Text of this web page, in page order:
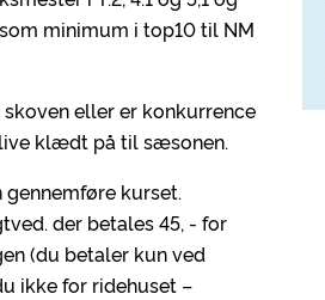
minimum i top10 til NM
eller er konkurrence
klædt på til sæsonen.
kurset.
der betales 45, - for
(du betaler kun ved
ikke for ridehuset –